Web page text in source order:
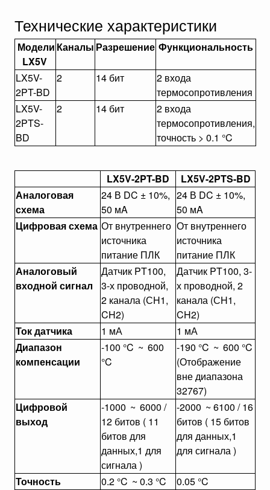
Технические характеристики
Модели
LX5V
Каналы Разрешение Функциональность
LX5V-
2PT-BD
2 14 бит
2 входа
термосопротивления
LX5V-
2PTS-
BD
2 14 бит
2 входа
термосопротивления,
точность > 0.1 °C
LX5V-2PT-BD
LX5V-2PTS-BD
Аналоговая
схема
24 В DC ± 10%,
50 мA
24 В DC ± 10%,
50 мA
Цифровая схема От внутреннего
источника
питание ПЛК
От внутреннего
источника
питание ПЛК
Аналоговый
входной сигнал
Датчик PT100,
3-х проводной,
2 канала (СH1,
CH2)
Датчик PT100, 3-
х проводной, 2
канала (СH1,
CH2)
Ток датчика
1 мА
1 мА
Диапазон
компенсации
-100 °C ~ 600
°C
-190 °C ~ 600 °C
(Отображение
вне диапазона
32767)
Цифровой
выход
-1000 ~ 6000 /
12 битов ( 11
битов для
данных,1 для
сигнала )
-2000 ~ 6100 / 16
битов ( 15 битов
для данных,1
для сигнала )
Точность 0.2 °C ~ 0.3 °C
0.05 °C